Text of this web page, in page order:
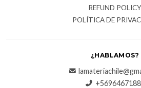
REFUND POLICY
POLÍTICA DE
¿HABLAMOS?